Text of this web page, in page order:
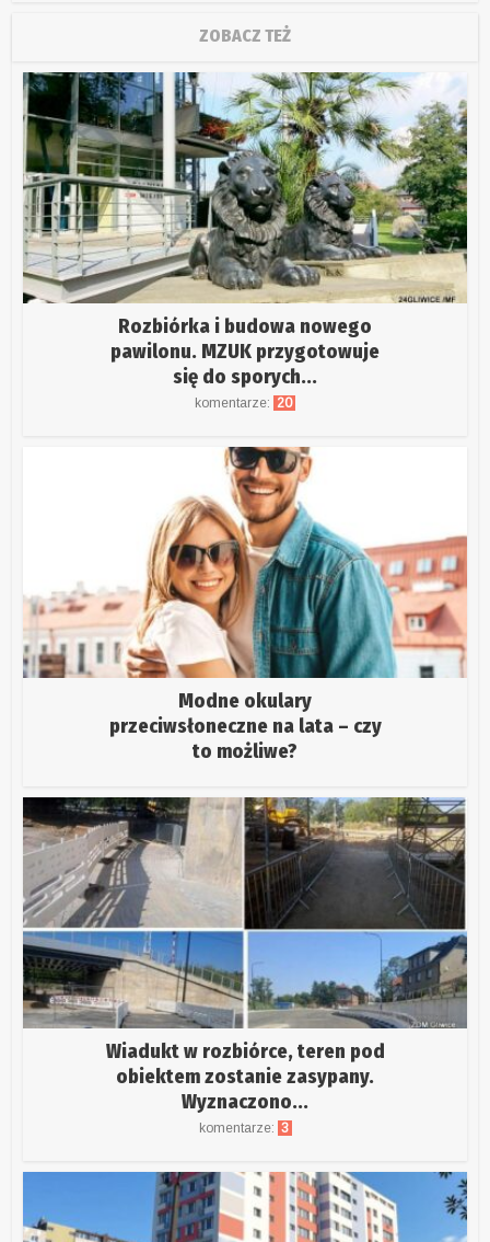
ZOBACZ TEŻ
Rozbiórka i budowa nowego
pawilonu. MZUK przygotowuje
się do sporych...
komentarze: 20
Modne okulary
przeciwsłoneczne na lata – czy
to możliwe?
Wiadukt w rozbiórce, teren pod
obiektem zostanie zasypany.
Wyznaczono...
komentarze: 3